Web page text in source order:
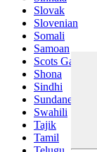
Slovak
Slovenian
Somali
Samoan
Scots Gaelic
Shona
Sindhi
Sundanese
Swahili
Tajik
Tamil